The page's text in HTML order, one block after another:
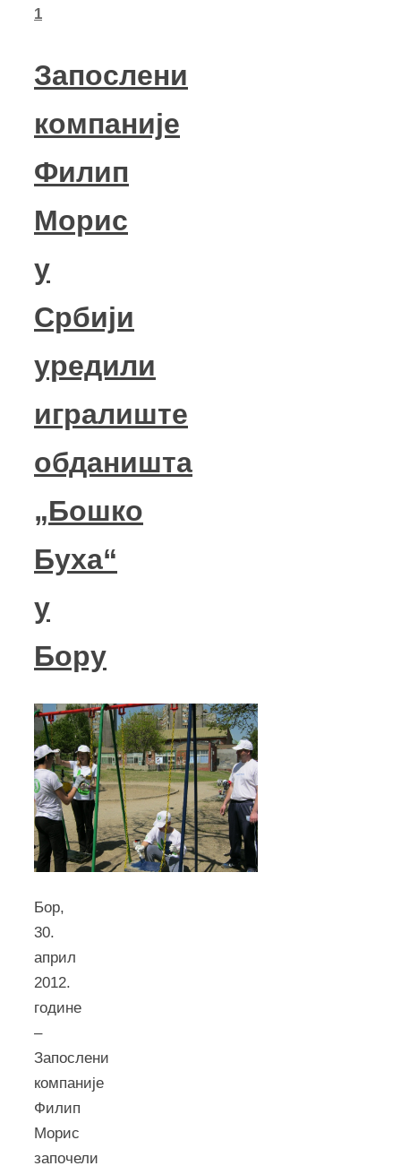
1
Запослени
компаније
Филип
Морис
у
Србији
уредили
игралиште
обданишта
„Бошко
Буха“
у
Бору
Бор,
30.
април
2012.
године
–
Запослени
компаније
Филип
Морис
започели